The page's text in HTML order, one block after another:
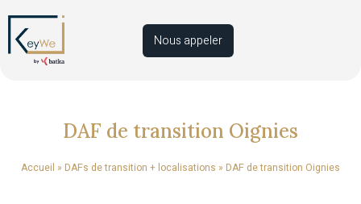
Nous appeler
DAF de transition Oignies
Accueil » DAFs de transition + localisations » DAF de transition Oignies